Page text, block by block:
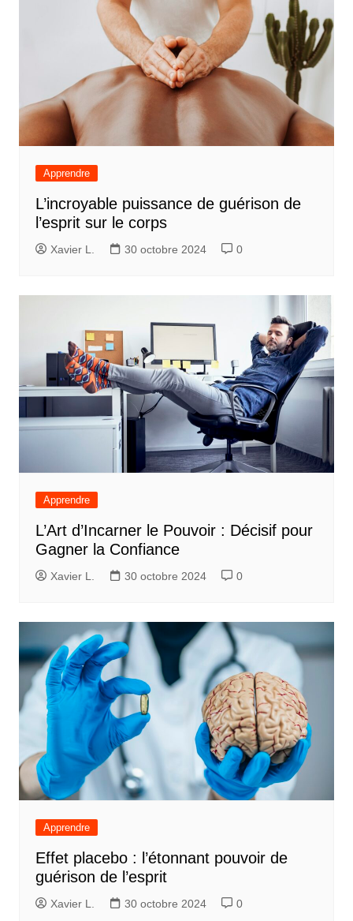
Apprendre
L’incroyable puissance de guérison de
l’esprit sur le corps
Xavier L. 30 octobre 2024 0
Apprendre
L’Art d’Incarner le Pouvoir : Décisif pour
Gagner la Confiance
Xavier L. 30 octobre 2024 0
Apprendre
Effet placebo : l’étonnant pouvoir de
guérison de l’esprit
Xavier L. 30 octobre 2024 0